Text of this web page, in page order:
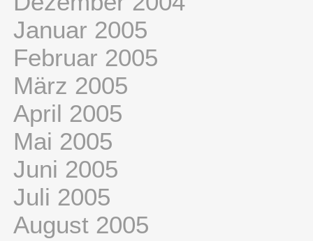
Januar 2005
Februar 2005
März 2005
April 2005
Mai 2005
Juni 2005
Juli 2005
August 2005